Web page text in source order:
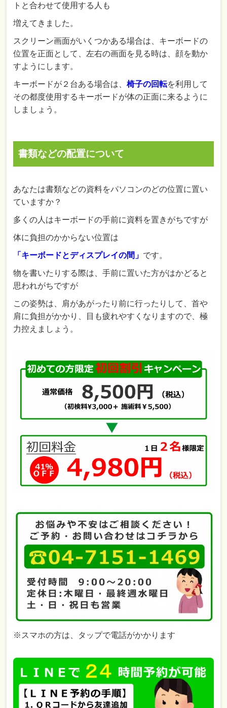
トと合わせて使用する人も
増えてきました。
スクリーン画面がいくつかある場合は、キーボードの
位置を正面として、左右の画面を見る時は、顔を動か
すようにします。
キーボードが２台ある場合は、椅子の回転を利用して
その都度使用するキーボードが体の正面に来るように
しましょう。
書類などの配置について
あなたは書類などの資料をパソコンのどの位置に置い
ていますか？
多くの人はキーボードの手前に資料を置きがちですが
体に負担のかからない位置は
「キーボードとディスプレイの間」 です。
物を書いたりする際は、手前に置いた方がはかどると
思われがちですが
この姿勢は、肩があがったり前に行ったりして、首や
肩に負担がかかり、目も疲れやすくなりますので、極
力控えましょう。
※スマホの方は、タップで電話がかかります